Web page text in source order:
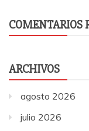
COMENTARIOS
ARCHIVOS
agosto 2026
julio 2026